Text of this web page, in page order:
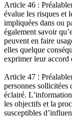
Article 46 :
évalue les risques et
impliquées dans ou
également savoir
peuvent en faire
elles quelque
exprimer leur accord
Article 47 :
personnes
éclairé.
les objectifs et la
susceptibles